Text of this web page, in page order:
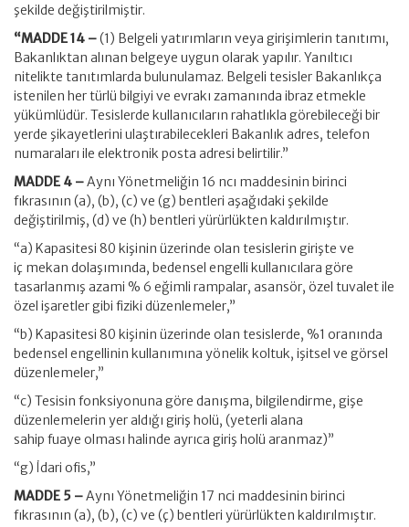
şekilde değiştirilmiştir.
“MADDE 14 –(1) Belgeli yatırımların veya girişimlerin tanıtımı,
Bakanlıktan alınan belgeye uygun olarak yapılır. Yanıltıcı
nitelikte tanıtımlarda bulunulamaz. Belgeli tesisler Bakanlıkça
istenilen her türlü bilgiyi ve evrakı zamanında ibraz etmekle
yükümlüdür. Tesislerde kullanıcıların rahatlıkla görebileceği bir
yerde şikayetlerini ulaştırabilecekleri Bakanlık adres, telefon
numaraları ile elektronik posta adresi belirtilir.”
MADDE 4 –Aynı Yönetmeliğin 16 ncı maddesinin birinci
fıkrasının (a), (b), (c) ve (g) bentleri aşağıdaki şekilde
değiştirilmiş, (d) ve (h) bentleri yürürlükten kaldırılmıştır.
“a) Kapasitesi 80 kişinin üzerinde olan tesislerin girişte ve
iç mekan dolaşımında, bedensel engelli kullanıcılara göre
tasarlanmış azami % 6 eğimli rampalar, asansör, özel tuvalet ile
özel işaretler gibi fiziki düzenlemeler,”
“b) Kapasitesi 80 kişinin üzerinde olan tesislerde, %1 oranında
bedensel engellinin kullanımına yönelik koltuk, işitsel ve görsel
düzenlemeler,”
“c) Tesisin fonksiyonuna göre danışma, bilgilendirme, gişe
düzenlemelerin yer aldığı giriş holü, (yeterli alana
sahip fuaye olması halinde ayrıca giriş holü aranmaz)”
“g) İdari ofis,”
MADDE 5 –Aynı Yönetmeliğin 17 nci maddesinin birinci
fıkrasının (a), (b), (c) ve (ç) bentleri yürürlükten kaldırılmıştır.